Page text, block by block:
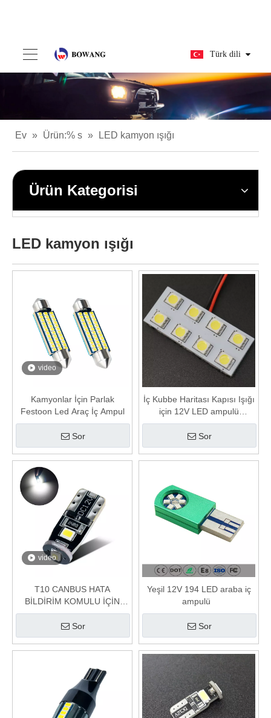
Türk dili
Ev » Ürün:% s » LED kamyon ışığı
Ürün Kategorisi
LED kamyon ışığı
video
Kamyonlar İçin Parlak
Festoon Led Araç İç Ampul
Sor
İç Kubbe Haritası Kapısı Işığı
için 12V LED ampulü
değiştirme
Sor
video
T10 CANBUS HATA
BİLDİRİM KOMULU İÇİN
KOMULU BİRLİĞİ
Sor
Yeşil 12V 194 LED araba iç
ampulü
Sor